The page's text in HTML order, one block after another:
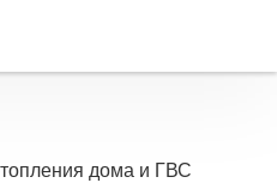
дома и ГВС